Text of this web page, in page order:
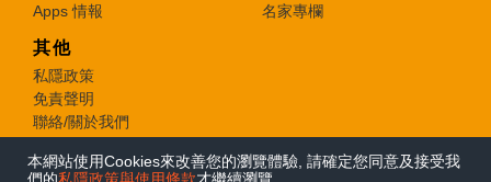
本網站使用Cookies來改善您的瀏覽體驗, 請確定您同意及接受我
Apps 情報
名家專欄
其他
私隱政策
免責聲明
聯絡/關於我們
© 2026 e-zone. All Rights Reserved.